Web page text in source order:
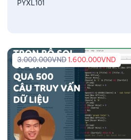
PYXL101
3.000.000VND1.600.000VND